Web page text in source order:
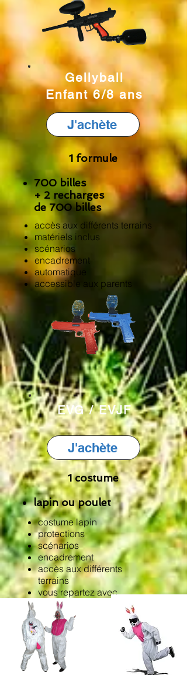
Gellyball
Enfant 6/8 ans
J'achète
1 formule
700 billes
+ 2 recharges
de 700 billes
accès aux différents terrains
matériels inclus
scénarios
encadrement
automatique
accessible aux parents
EVG / EVJF
J'achète
1 costume
lapin oupoulet
costume lapin
protections
scénarios
encadrement
accès aux différents
terrains
vous repartez avec